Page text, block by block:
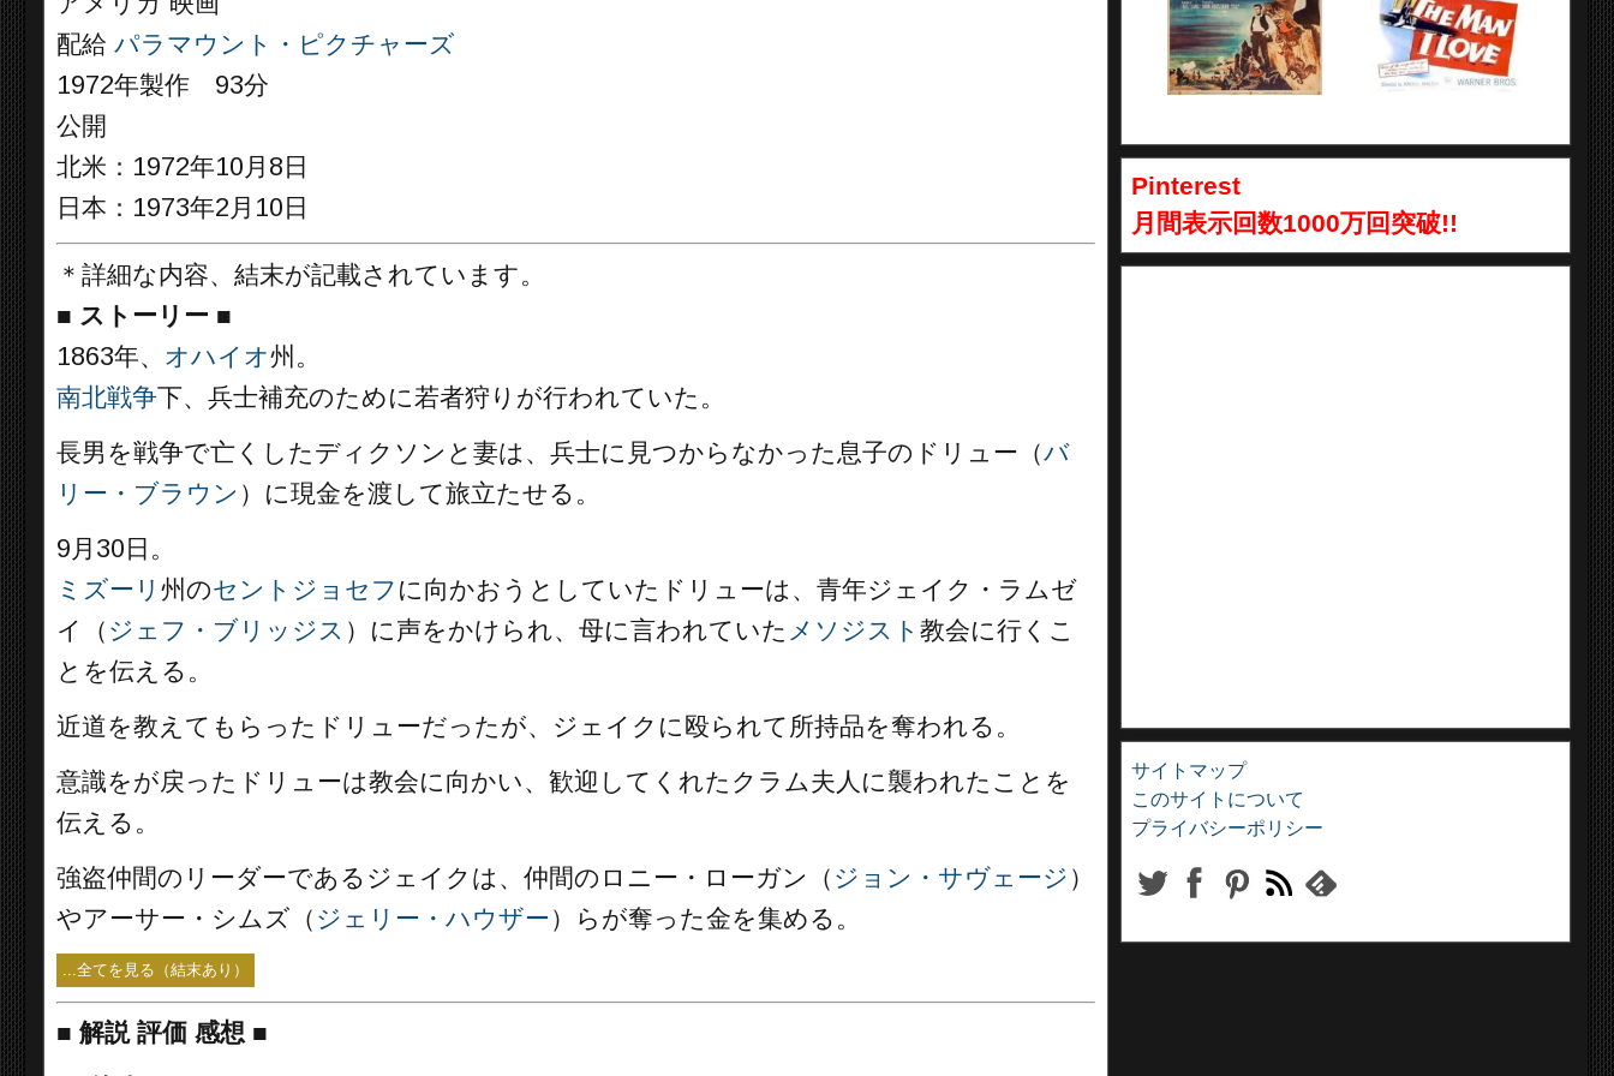
配給 パラマウント・ピクチャーズ
1972年製作 93分
公開
北米：1972年10月8日
日本：1973年2月10日
＊詳細な内容、結末が記載されています。
■ ストーリー ■
1863年、 オハイオ州。
南北戦争下、兵士補充のために若者狩りが行われていた。
長男を戦争で亡くしたディクソンと妻は、兵士に見つからなかった息子のドリュー（バ
リー・ブラウン ）に現金を渡して旅立たせる。
9月30日。
ミズーリ 州のセントジョセフ に向かおうとしていたドリューは、青年ジェイク・ラムゼ
イ（ ジェフ・ブリッジス ）に声をかけられ、母に言われていた メソジスト 教会に行くこ
とを伝える。
近道を教えてもらったドリューだったが、ジェイクに殴られて所持品を奪われる。
意識をが戻ったドリューは教会に向かい、歓迎してくれたクラム夫人に襲われたことを
伝える。
強盗仲間のリーダーであるジェイクは、仲間のロニー・ローガン（ ジョン・サヴェージ ）
やアーサー・シムズ（ ジェリー・ハウザー）らが奪った金を集める。
...全てを見る（結末あり）
■ 解説 評価 感想 ■
Pinterest
月間表示回数1000万回突破!!
サイトマップ
このサイトについて
プライバシーポリシー